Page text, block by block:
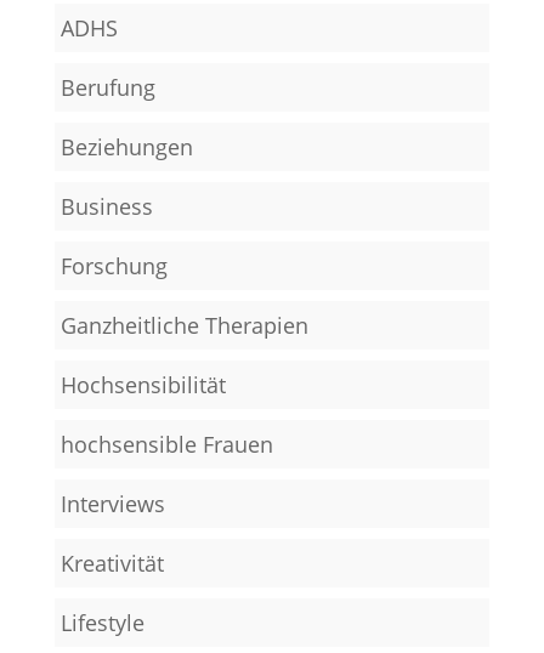
ADHS
Berufung
Beziehungen
Business
Forschung
Ganzheitliche Therapien
Hochsensibilität
hochsensible Frauen
Interviews
Kreativität
Lifestyle